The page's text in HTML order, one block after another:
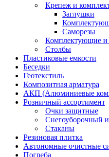
Крепеж и
Заглушки
Саморезы
Комплектующие и
Столбы
Пластиковые емкости
Беседки
Геотекстиль
Композитная арматура
АКП (Алюминиевые
Розничный ассортимент
Очки защитные
Снегоуборочный
Стаканы
Резиновая плитка
Автономные очистные
Погреба